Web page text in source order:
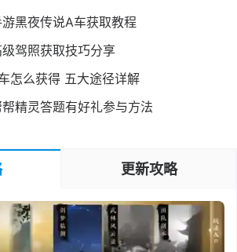
黑夜传说A车获取教程
驾照获取技巧分享
怎么获得 五大途径详解
精灵答题有好礼参与方法
更新攻略